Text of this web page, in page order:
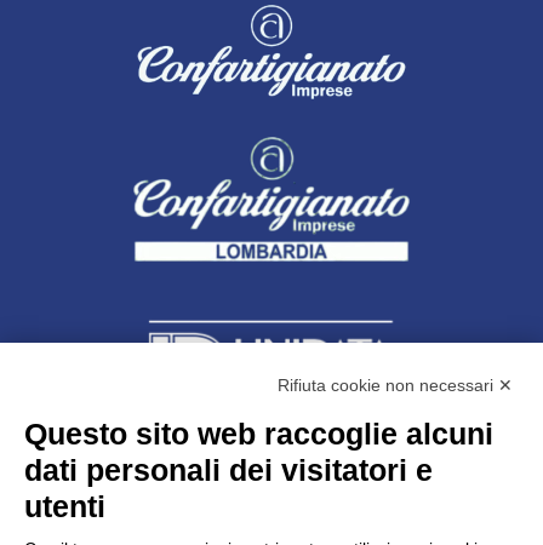
Unidata s.r.lcon unico socio
Largo dell’Artigianato, 1 - 23100 Sondrio
Rifiuta cookie non necessari ✕
Questo sito web raccoglie alcuni
dati personali dei visitatori e
utenti